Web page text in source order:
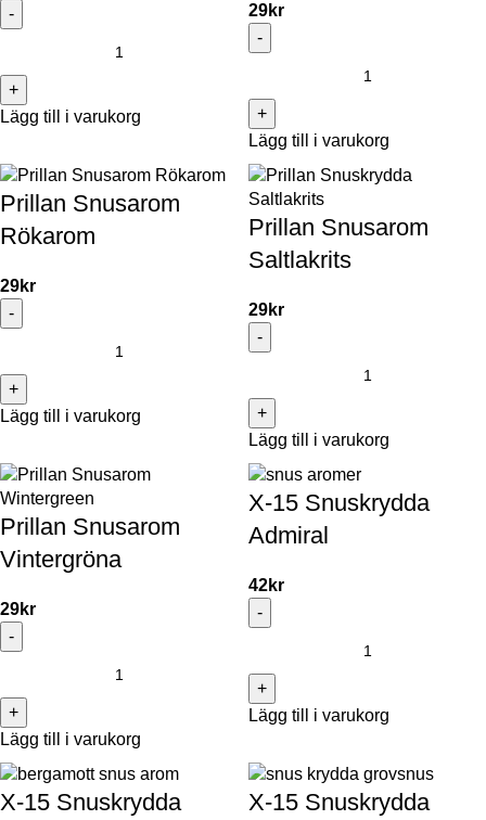
Lägg till i varukorg
29kr
Lägg till i varukorg
Prillan Snusarom
Rökarom
29kr
Lägg till i varukorg
Prillan Snusarom
Saltlakrits
29kr
Lägg till i varukorg
Prillan Snusarom
Vintergröna
29kr
Lägg till i varukorg
X-15 Snuskrydda
Admiral
42kr
Lägg till i varukorg
X-15 Snuskrydda
X-15 Snuskrydda